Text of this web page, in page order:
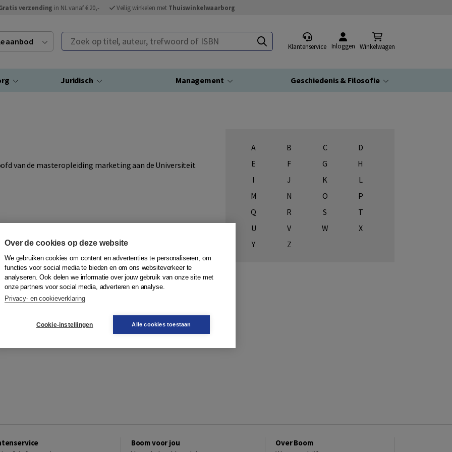
verzending in NL vanaf € 20,- Veilig winkelen met Thuiswinkelwaarborg
aanbod Zoek op titel, auteur, trefwoord of ISBN
Klantenservice Inloggen Winkelwagen
Juridisch Management Geschiedenis & Filosofie
van de masteropleiding marketing aan de Universiteit
A B C
D
E
F G
H
I
J K
L
M
N O
P
Q
R S
T
U
V W
X
Y
Z
Boom voor jou Over Boom
Over de cookies op deze website
We gebruiken cookies om content en advertenties te personaliseren, om
functies voor social media te bieden en om ons websiteverkeer te
analyseren. Ook delen we informatie over jouw gebruik van onze site met
onze partners voor social media, adverteren en analyse.
Privacy- en cookieverklaring
Cookie-instellingen Alle cookies toestaan